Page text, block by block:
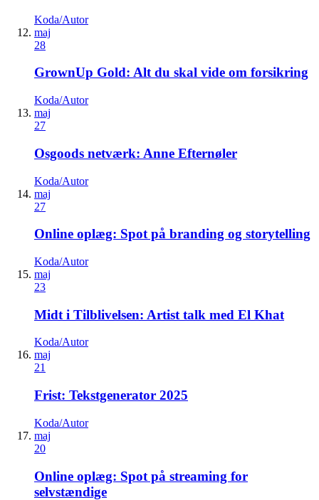
Koda/Autor
maj
28
GrownUp Gold: Alt du skal vide om forsikring
Koda/Autor
maj
27
Osgoods netværk: Anne Efternøler
Koda/Autor
maj
27
Online oplæg: Spot på branding og storytelling
Koda/Autor
maj
23
Midt i Tilblivelsen: Artist talk med El Khat
Koda/Autor
maj
21
Frist: Tekstgenerator 2025
Koda/Autor
maj
20
Online oplæg: Spot på streaming for
selvstændige